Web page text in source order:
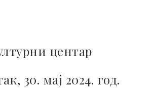
центар
30. мај 2024. год.